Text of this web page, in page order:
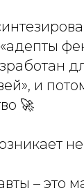
и
🚀
– это